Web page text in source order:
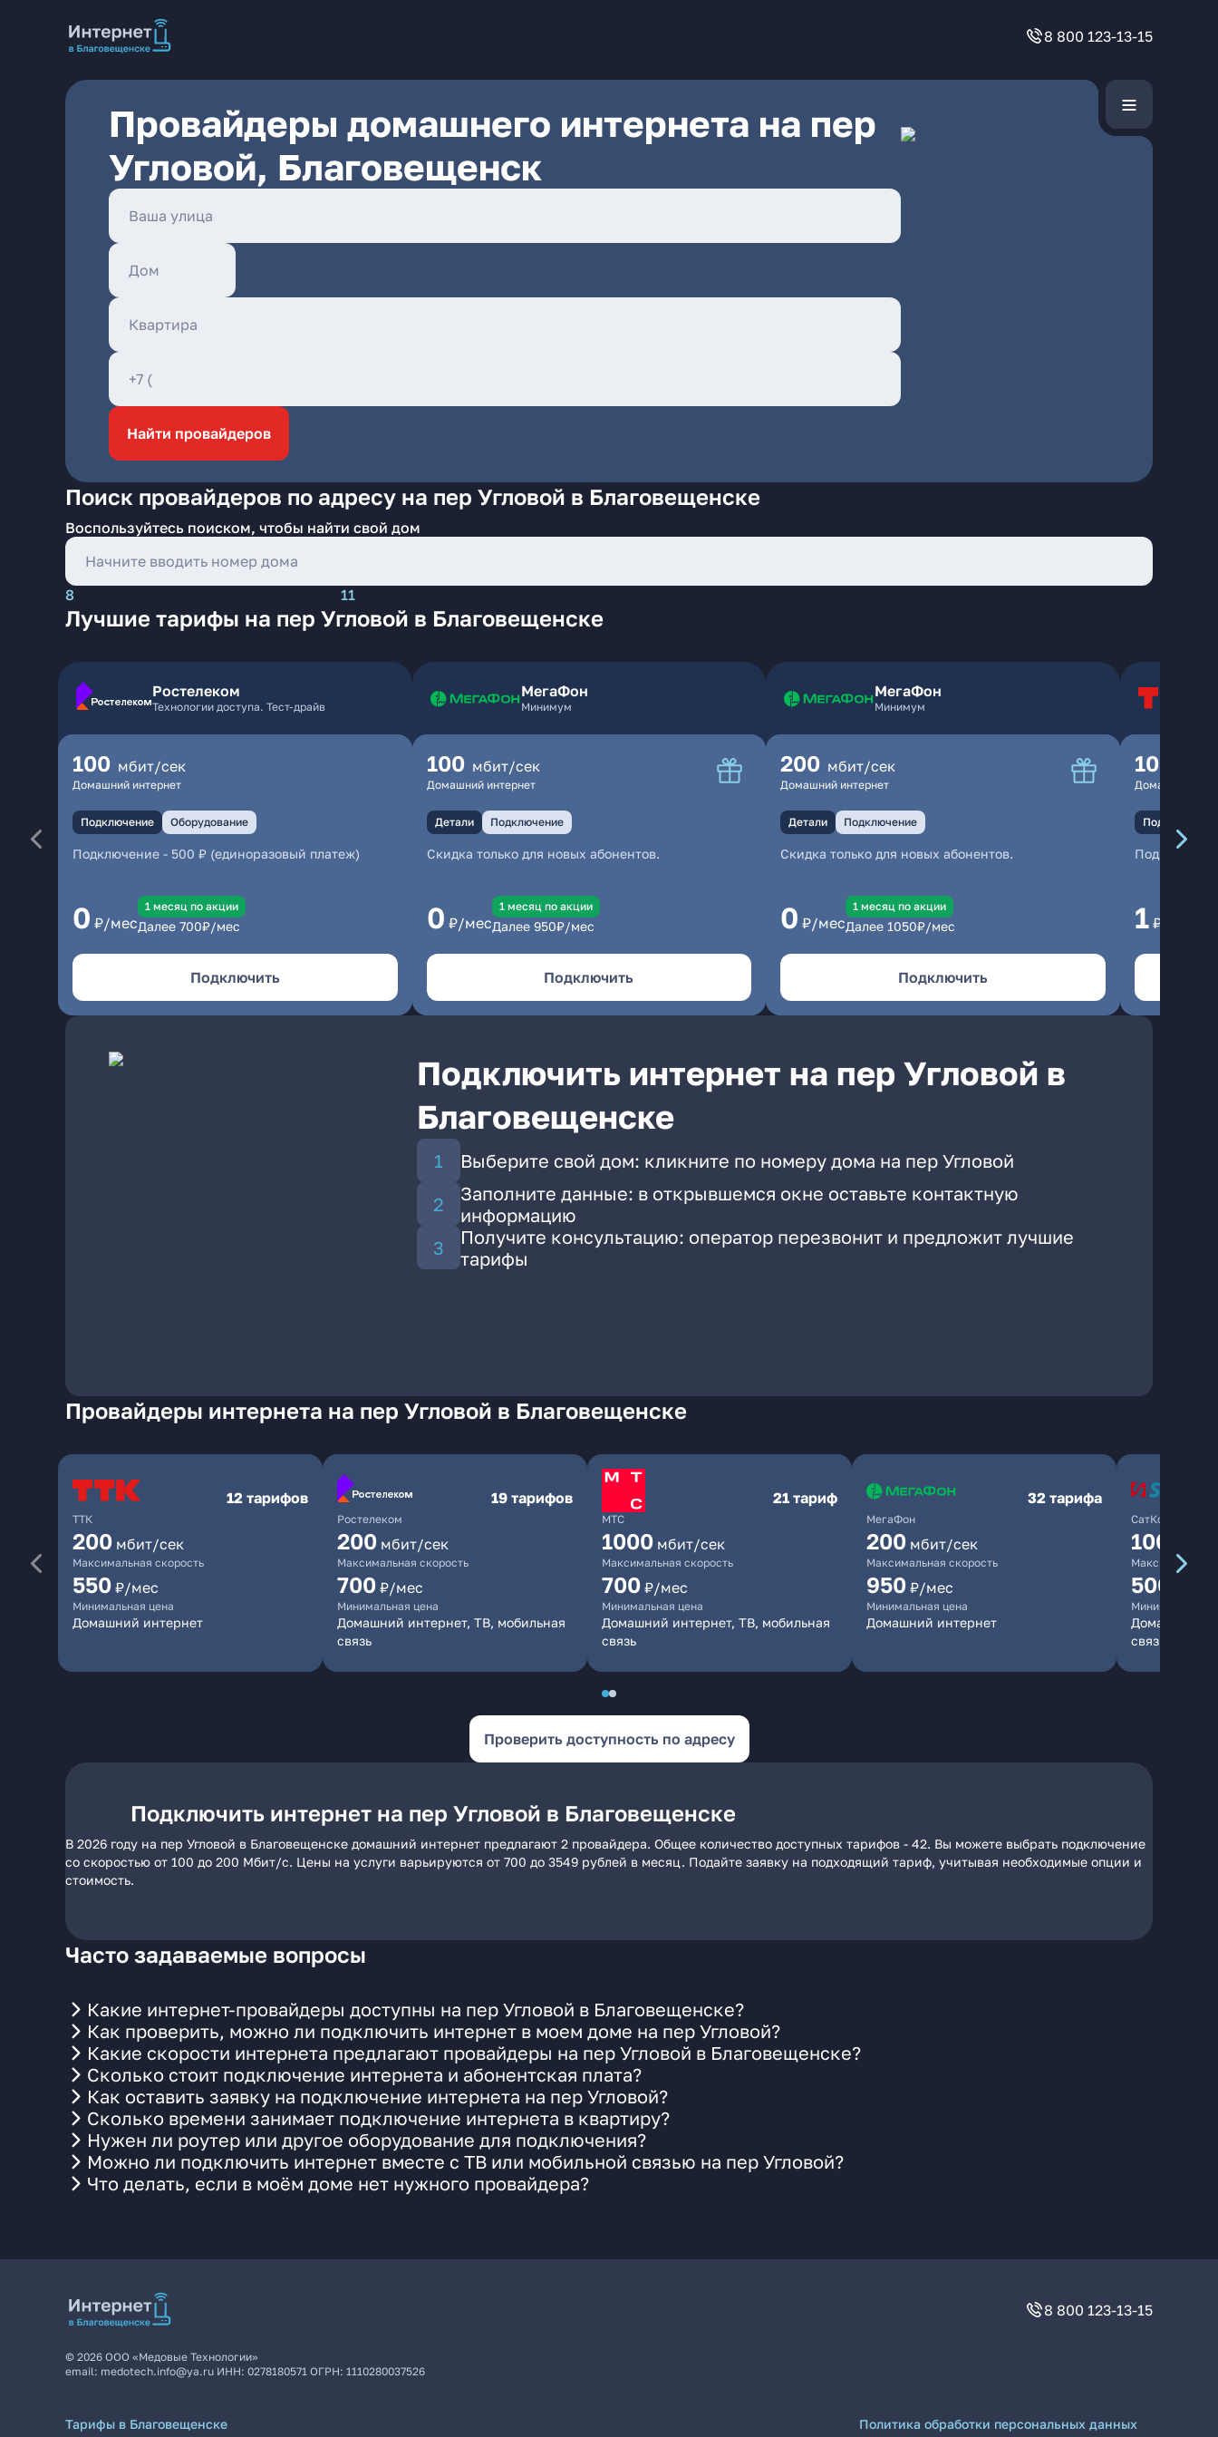
8 800 123-13-15
Провайдеры домашнего интернета на пер
Угловой, Благовещенск
Найти провайдеров
Поиск провайдеров по адресу на пер Угловой в Благовещенске
Воспользуйтесь поиском, чтобы найти свой дом
8 11
Лучшие тарифы на пер Угловой в Благовещенске
Ростелеком
Технологии доступа. Тест-драйв
100 мбит/сек
Домашний интернет
Подключение Оборудование
Подключение - 500 ₽ (единоразовый платеж)
0 ₽/мес
1 месяц по акции
Далее 700₽/мес
Подключить
МегаФон
Минимум
100 мбит/сек
Домашний интернет
Детали Подключение
Скидка только для новых абонентов.
0 ₽/мес
1 месяц по акции
Далее 950₽/мес
Подключить
МегаФон
Минимум
200 мбит/сек
Домашний интернет
Детали Подключение
Скидка только для новых абонентов.
0 ₽/мес
1 месяц по акции
Далее 1050₽/мес
Подключить
100
Домашний
Подключение
1 ₽/мес
Подключить интернет на пер Угловой в
Благовещенске
Выберите свой дом: кликните по номеру дома на пер Угловой
Заполните данные: в открывшемся окне оставьте контактную
информацию
Получите консультацию: оператор перезвонит и предложит лучшие
тарифы
Провайдеры интернета на пер Угловой в Благовещенске
ТТК
12 тарифов
200 мбит/сек
Максимальная скорость
550 ₽/мес
Минимальная цена
Домашний интернет
Ростелеком
19 тарифов
200 мбит/сек
Максимальная скорость
700 ₽/мес
Минимальная цена
Домашний интернет, ТВ, мобильная
связь
МТС
21 тариф
1000 мбит/сек
Максимальная скорость
700 ₽/мес
Минимальная цена
Домашний интернет, ТВ, мобильная
связь
МегаФон
32 тарифа
200 мбит/сек
Максимальная скорость
950 ₽/мес
Минимальная цена
Домашний интернет
СатКом
100
Максимальная
500
Минимальная
Домашний
связь
Проверить доступность по адресу
Подключить интернет на пер Угловой в Благовещенске
В 2026 году на пер Угловой в Благовещенске домашний интернет предлагают 2 провайдера. Общее количество доступных тарифов - 42. Вы можете выбрать подключение
со скоростью от 100 до 200 Мбит/с. Цены на услуги варьируются от 700 до 3549 рублей в месяц. Подайте заявку на подходящий тариф, учитывая необходимые опции и
стоимость.
Часто задаваемые вопросы
Какие интернет-провайдеры доступны на пер Угловой в Благовещенске?
Как проверить, можно ли подключить интернет в моем доме на пер Угловой?
Какие скорости интернета предлагают провайдеры на пер Угловой в Благовещенске?
Сколько стоит подключение интернета и абонентская плата?
Как оставить заявку на подключение интернета на пер Угловой?
Сколько времени занимает подключение интернета в квартиру?
Нужен ли роутер или другое оборудование для подключения?
Можно ли подключить интернет вместе с ТВ или мобильной связью на пер Угловой?
Что делать, если в моём доме нет нужного провайдера?
8 800 123-13-15
© 2026 ООО «Медовые Технологии»
email: medotech.info@ya.ru ИНН: 0278180571 ОГРН: 1110280037526
Тарифы в Благовещенске
Политика обработки персональных данных